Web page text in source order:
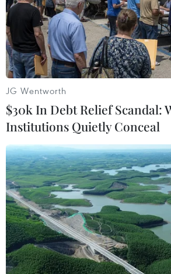
Tiền vệ Thái Thị Thảo đang cầm bóng ở
phát)
JG Wentworth
$30k In Debt Relief Scandal:
Institutions Quietly Conceal